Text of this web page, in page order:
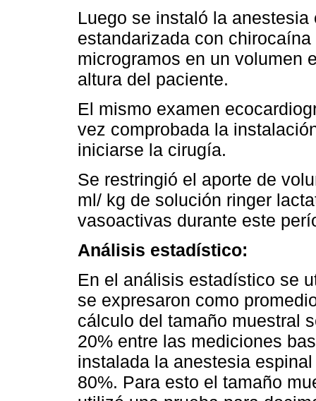
Luego se instaló la
estandarizada con
microgramos en un volumen
altura del paciente.
El mismo examen
vez comprobada la
iniciarse la cirugía.
Se restringió el aporte de
ml/ kg de solución ringer
vasoactivas durante este
Análisis estadístico:
En el análisis estadístico se
se expresaron como
cálculo del tamaño muestral
20% entre las mediciones
instalada la anestesia
80%. Para esto el tamaño